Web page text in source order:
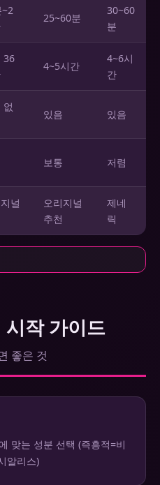
25~60분
30~60
분
36
4~5시간
4~6시
간
없
있음 있음
보통 저렴
널
오리지널
추천
제네
릭
작 가이드
좋은 것
맞는 성분 선택 (즉흥적=비
알리스)